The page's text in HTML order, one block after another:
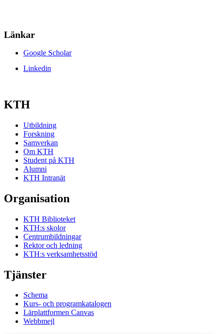
Länkar
Google Scholar
Linkedin
KTH
Utbildning
Forskning
Samverkan
Om KTH
Student på KTH
Alumni
KTH Intranät
Organisation
KTH Biblioteket
KTH:s skolor
Centrumbildningar
Rektor och ledning
KTH:s verksamhetsstöd
Tjänster
Schema
Kurs- och programkatalogen
Lärplattformen Canvas
Webbmejl